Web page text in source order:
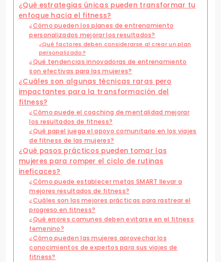
¿Qué estrategias únicas pueden transformar tu
enfoque hacia el fitness?
¿Cómo pueden los planes de entrenamiento
personalizados mejorar los resultados?
¿Qué factores deben considerarse al crear un plan
personalizado?
¿Qué tendencias innovadoras de entrenamiento
son efectivas para las mujeres?
¿Cuáles son algunas técnicas raras pero
impactantes para la transformación del
fitness?
¿Cómo puede el coaching de mentalidad mejorar
los resultados de fitness?
¿Qué papel juega el apoyo comunitario en los viajes
de fitness de las mujeres?
¿Qué pasos prácticos pueden tomar las
mujeres para romper el ciclo de rutinas
ineficaces?
¿Cómo puede establecer metas SMART llevar a
mejores resultados de fitness?
¿Cuáles son las mejores prácticas para rastrear el
progreso en fitness?
¿Qué errores comunes deben evitarse en el fitness
femenino?
¿Cómo pueden las mujeres aprovechar los
conocimientos de expertos para sus viajes de
fitness?